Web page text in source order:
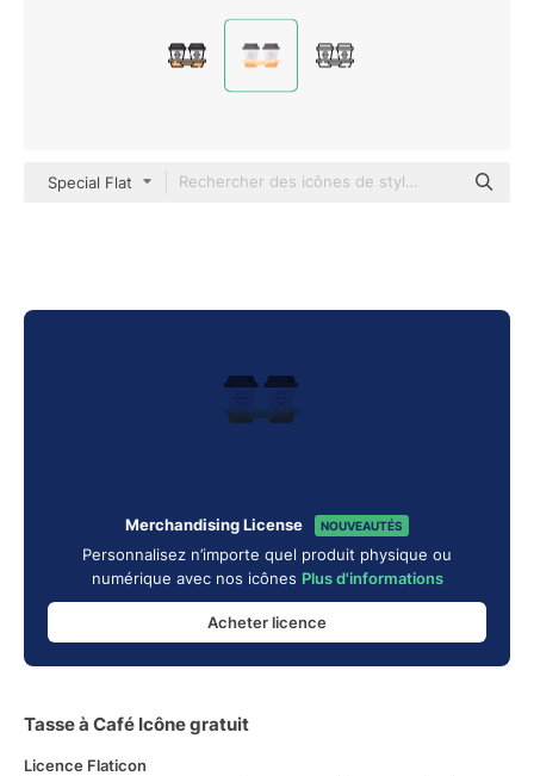
Special Flat
Merchandising License NOUVEAUTÉS
Personnalisez n’importe quel produit physique ou
numérique avec nos icônes Plus d'informations
Acheter licence
Tasse à Café Icône gratuit
Licence Flaticon